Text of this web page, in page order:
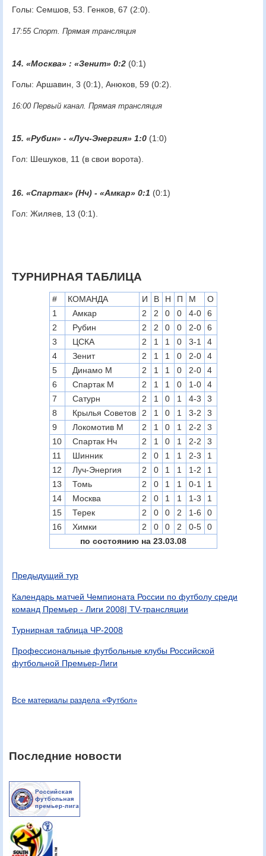
Голы: Семшов, 53. Генков, 67 (2:0).
17:55 Спорт. Прямая трансляция
14. «Москва» : «Зенит» 0:2 (0:1)
Голы: Аршавин, 3 (0:1), Анюков, 59 (0:2).
16:00 Первый канал. Прямая трансляция
15. «Рубин» - «Луч-Энергия» 1:0 (1:0)
Гол: Шешуков, 11 (в свои ворота).
16. «Спартак» (Нч) - «Амкар» 0:1 (0:1)
Гол: Жиляев, 13 (0:1).
ТУРНИРНАЯ ТАБЛИЦА
# КОМАНДА И В Н П М
О
1
Амкар 2 2 0 0 4-0
6
2
Рубин 2 2 0 0 2-0
6
3
ЦСКА 2 1 1 0 3-1
4
4
Зенит 2 1 1 0 2-0
4
5
Динамо М 2 1 1 0 2-0
4
6
Спартак М 2 1 1 0 1-0
4
7
Сатурн 2 1 0 1 4-3
3
8
Крылья Советов 2 1 0 1 3-2
3
9
Локомотив М 2 1 0 1 2-2
3
10
Спартак Нч 2 1 0 1 2-2
3
11
Шинник 2 0 1 1 2-3
1
12
Луч-Энергия 2 0 1 1 1-2
1
13
Томь 2 0 1 1 0-1
1
14
Москва 2 0 1 1 1-3
1
15
Терек 2 0 0 2 1-6
0
16
Химки 2 0 0 2 0-5
0
по состоянию на 23.03.08
Предыдущий тур
Календарь матчей Чемпионата России по футболу среди
команд Премьер - Лиги 2008| TV-трансляции
Турнирная таблица ЧР-2008
Профессиональные футбольные клубы Российской
футбольной Премьер-Лиги
Все материалы раздела «Футбол»
Последние новости